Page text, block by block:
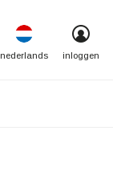
nederlands inloggen